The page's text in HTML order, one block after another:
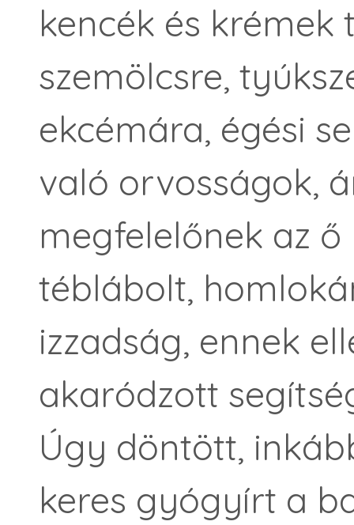
kencék és krémek
szemölcsre,
ekcémára, égési
való orvosságok,
megfelelőnek az
téblábolt,
izzadság, ennek
akaródzott
Úgy döntött,
keres gyógyírt a